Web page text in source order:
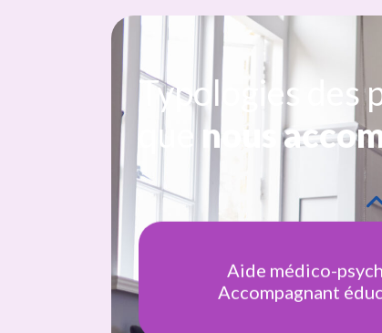
Typologies des
que nous
Aide-
Aide médico-
Accompagnant